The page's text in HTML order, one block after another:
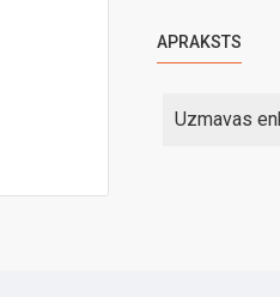
APRAKSTS
Uzmavas